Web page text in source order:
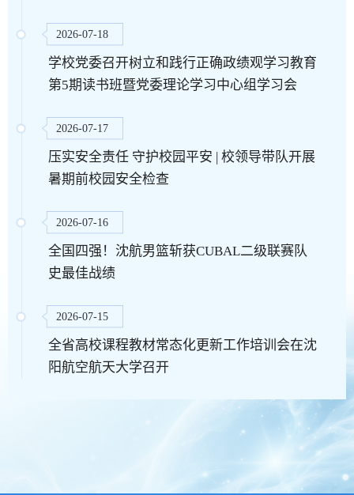
2026-07-18
学校党委召开树立和践行正确政绩观学习教育
第5期读书班暨党委理论学习中心组学习会
2026-07-17
压实安全责任 守护校园平安 | 校领导带队开展
暑期前校园安全检查
2026-07-16
全国四强！沈航男篮斩获CUBAL二级联赛队
史最佳战绩
2026-07-15
全省高校课程教材常态化更新工作培训会在沈
阳航空航天大学召开